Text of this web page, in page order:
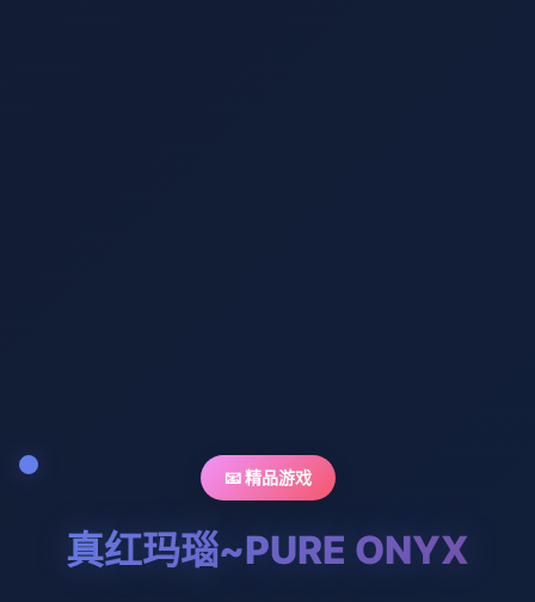
📧 精品游戏
真红玛瑙~PURE ONYX